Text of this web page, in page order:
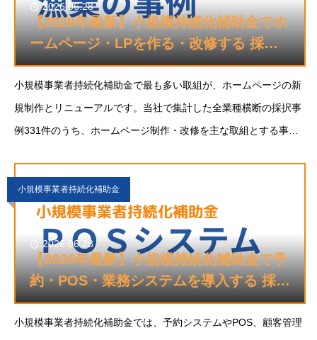
2026.06.28
【2026年最新】小規模持続化補助金でホ
ームページ・LPを作る・改修する 採択
事例110選
小規模事業者持続化補助金で最も多い取組が、ホームページの新
規制作とリニューアルです。当社で集計した全業種横断の採択事
例331件のうち、ホームページ制作・改修を主な取組とする事例
手段として群を抜いています。この
小規模事業者持続化補助金
2026.06.28
【2026年最新】小規模持続化補助金で予
約・POS・業務システムを導入する 採択
事例4選
小規模事業者持続化補助金では、予約システムやPOS、顧客管理